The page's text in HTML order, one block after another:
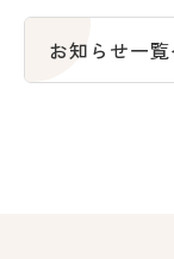
お知らせ一覧